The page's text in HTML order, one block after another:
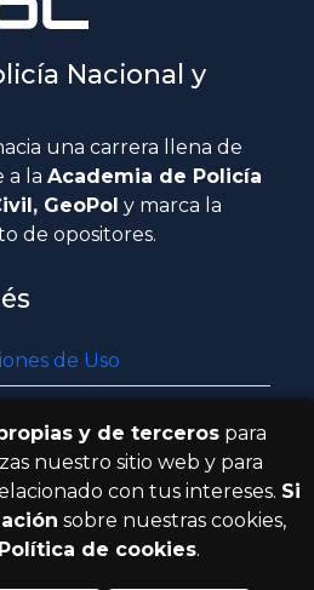
Nacional y
una carrera llena de
a la Academia de Policía
GeoPol y marca la
de opositores.
de Uso
en línea
y de tercerospara
nuestro sitio web y para
con tus intereses. Si
sobre nuestras cookies,
Política de cookies.